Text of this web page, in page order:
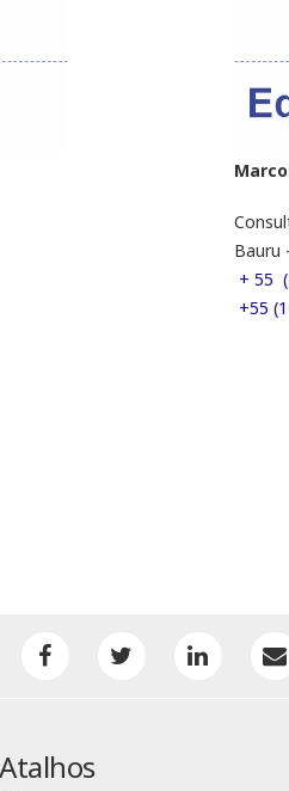
Bauru
+ 55
+55
Atalhos